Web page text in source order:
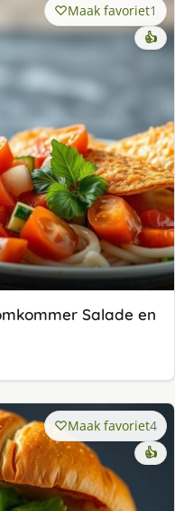
Maak favoriet1
👍
Salade en
Maak favoriet4
👍